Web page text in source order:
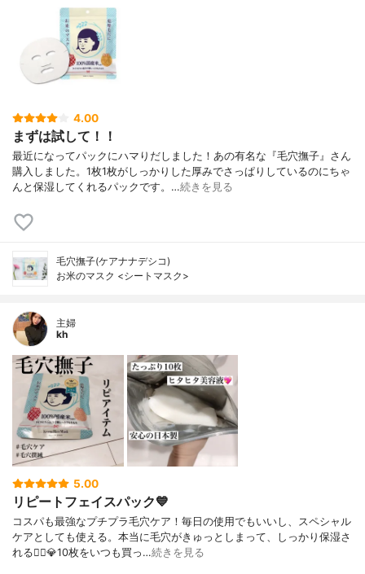
4.00
まずは試して！！
最近になってパックにハマりだしました！あの有名な『毛穴撫子』さん
購入しました。1枚1枚がしっかりした厚みでさっぱりしているのにちゃ
んと保湿してくれるパックです。…続きを見る
毛穴撫子(ケアナナデシコ)
お米のマスク <シートマスク>
主婦
kh
5.00
リピートフェイスパック💙
コスパも最強なプチプラ毛穴ケア！毎日の使用でもいいし、スペシャル
ケアとしても使える。本当に毛穴がきゅっとしまって、しっかり保湿さ
れる🙆‍♀️💎10枚をいつも買っ…続きを見る